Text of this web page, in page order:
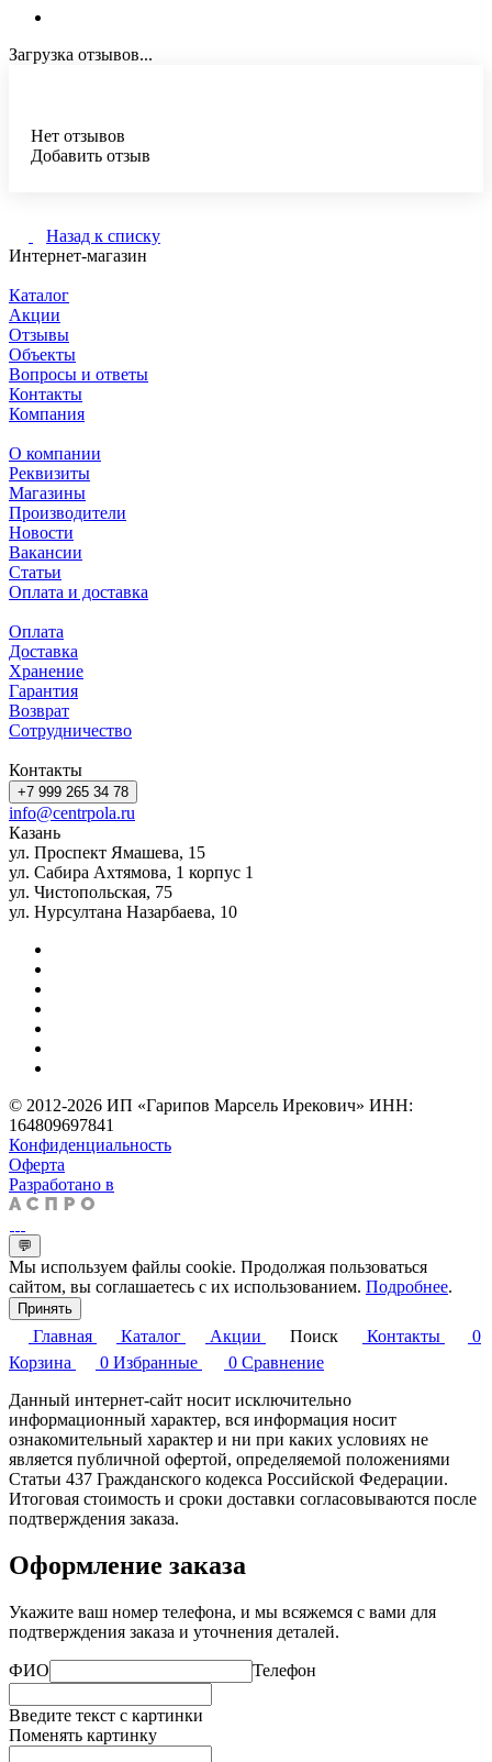
Загрузка отзывов...
Нет отзывов
Добавить отзыв
Назад к списку
Интернет-магазин
Каталог
Акции
Отзывы
Объекты
Вопросы и ответы
Контакты
Компания
О компании
Реквизиты
Магазины
Производители
Новости
Вакансии
Статьи
Оплата и доставка
Оплата
Доставка
Хранение
Гарантия
Возврат
Сотрудничество
Контакты
+7 999 265 34 78
info@centrpola.ru
Казань
ул. Проспект Ямашева, 15
ул. Сабира Ахтямова, 1 корпус 1
ул. Чистопольская, 75
ул. Нурсултана Назарбаева, 10
© 2012-2026 ИП «Гарипов Марсель Ирекович» ИНН:
164809697841
Конфиденциальность
Оферта
Разработано в
💬
Мы используем файлы cookie. Продолжая пользоваться
сайтом, вы соглашаетесь с их использованием. Подробнее.
Принять
Главная Каталог Акции Поиск Контакты
0
Корзина
0 Избранные 0 Сравнение
Данный интернет-сайт носит исключительно
информационный характер, вся информация носит
ознакомительный характер и ни при каких условиях не
является публичной офертой, определяемой положениями
Статьи 437 Гражданского кодекса Российской Федерации.
Итоговая стоимость и сроки доставки согласовываются после
подтверждения заказа.
Оформление заказа
Укажите ваш номер телефона, и мы всяжемся с вами для
подтверждения заказа и уточнения деталей.
ФИО Телефон
Введите текст с картинки
Поменять картинку